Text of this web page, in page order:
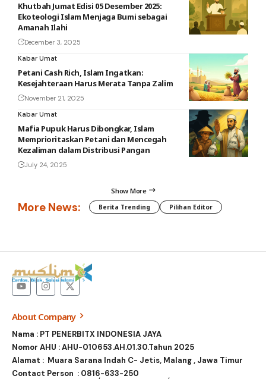
Khutbah Jumat Edisi 05 Desember 2025:
Ekoteologi Islam Menjaga Bumi sebagai
Amanah Ilahi
December 3, 2025
Kabar Umat
Petani Cash Rich, Islam Ingatkan:
Kesejahteraan Harus Merata Tanpa Zalim
November 21, 2025
Kabar Umat
Mafia Pupuk Harus Dibongkar, Islam
Memprioritaskan Petani dan Mencegah
Kezaliman dalam Distribusi Pangan
July 24, 2025
Show More
More News: Berita Trending Pilihan Editor
About Company
Nama : PT PENERBITX INDONESIA JAYA
Nomor AHU : AHU-010653.AH.01.30.Tahun 2025
Alamat : Muara Sarana Indah C- Jetis, Malang , Jawa Timur
Contact Person : 0816-633-250